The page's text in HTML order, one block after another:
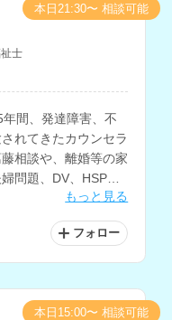
士
間、発達障害、不
れてきたカウンセラ
相談や、離婚等の家
問題、DV、HSP、
メンタルヘルスの相
もっと見る
フォロー
本日21:30〜 相談可能
本日15:00〜 相談可能